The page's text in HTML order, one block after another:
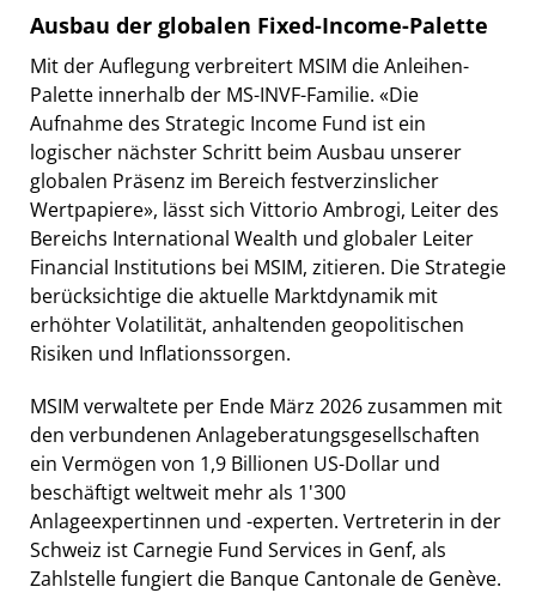
Ausbau der globalen Fixed-Income-Palette
Mit der Auflegung verbreitert MSIM die Anleihen-
Palette innerhalb der MS-INVF-Familie. «Die
Aufnahme des Strategic Income Fund ist ein
logischer nächster Schritt beim Ausbau unserer
globalen Präsenz im Bereich festverzinslicher
Wertpapiere», lässt sich Vittorio Ambrogi, Leiter des
Bereichs International Wealth und globaler Leiter
Financial Institutions bei MSIM, zitieren. Die Strategie
berücksichtige die aktuelle Marktdynamik mit
erhöhter Volatilität, anhaltenden geopolitischen
Risiken und Inflationssorgen.
MSIM verwaltete per Ende März 2026 zusammen mit
den verbundenen Anlageberatungsgesellschaften
ein Vermögen von 1,9 Billionen US-Dollar und
beschäftigt weltweit mehr als 1'300
Anlageexpertinnen und -experten. Vertreterin in der
Schweiz ist Carnegie Fund Services in Genf, als
Zahlstelle fungiert die Banque Cantonale de Genève.